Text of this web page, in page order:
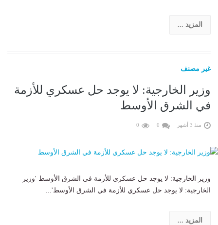
المزيد ...
غير مصنف
وزير الخارجية: لا يوجد حل عسكري للأزمة
في الشرق الأوسط
منذ 3 أشهر 0
0
وزير الخارجية: لا يوجد حل عسكري للأزمة في الشرق الأوسط 'وزير
الخارجية: لا يوجد حل عسكري للأزمة في الشرق الأوسط'...
المزيد ...